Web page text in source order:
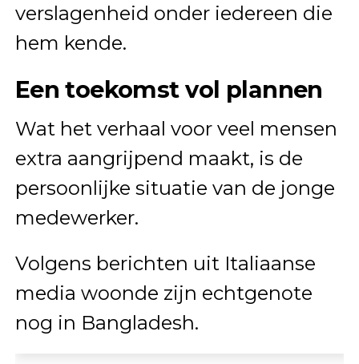
verslagenheid onder iedereen die
hem kende.
Een toekomst vol plannen
Wat het verhaal voor veel mensen
extra aangrijpend maakt, is de
persoonlijke situatie van de jonge
medewerker.
Volgens berichten uit Italiaanse
media woonde zijn echtgenote
nog in Bangladesh.